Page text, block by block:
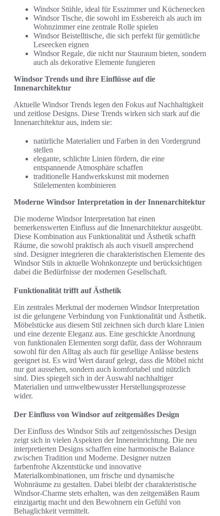
Windsor Stühle, ideal für Esszimmer und Küchenecken
Windsor Tische, die sowohl im Essbereich als auch im
Wohnzimmer eine zentrale Rolle spielen
Windsor Beistelltische, die sich perfekt für gemütliche
Leseecken eignen
Windsor Regale, die nicht nur Stauraum bieten, sondern
auch als dekorative Elemente fungieren
Windsor Trends und ihre Einflüsse auf die
Innenarchitektur
Aktuelle Windsor Trends legen den Fokus auf Nachhaltigkeit
und zeitlose Designs. Diese Trends wirken sich stark auf die
Innenarchitektur aus, indem sie:
natürliche Materialien und Farben in den Vordergrund
stellen
elegante, schlichte Linien fördern, die eine
entspannende Atmosphäre schaffen
traditionelle Handwerkskunst mit modernen
Stilelementen kombinieren
Moderne Windsor Interpretation in der Innenarchitektur
Die moderne Windsor Interpretation hat einen
bemerkenswerten Einfluss auf die Innenarchitektur ausgeübt.
Diese Kombination aus Funktionalität und Ästhetik schafft
Räume, die sowohl praktisch als auch visuell ansprechend
sind. Designer integrieren die charakteristischen Elemente des
Windsor Stils in aktuelle Wohnkonzepte und berücksichtigen
dabei die Bedürfnisse der modernen Gesellschaft.
Funktionalität trifft auf Ästhetik
Ein zentrales Merkmal der modernen Windsor Interpretation
ist die gelungene Verbindung von Funktionalität und Ästhetik.
Möbelstücke aus diesem Stil zeichnen sich durch klare Linien
und eine dezente Eleganz aus. Eine geschickte Anordnung
von funktionalen Elementen sorgt dafür, dass der Wohnraum
sowohl für den Alltag als auch für gesellige Anlässe bestens
geeignet ist. Es wird Wert darauf gelegt, dass die Möbel nicht
nur gut aussehen, sondern auch komfortabel und nützlich
sind. Dies spiegelt sich in der Auswahl nachhaltiger
Materialien und umweltbewusster Herstellungsprozesse
wider.
Der Einfluss von Windsor auf zeitgemäßes Design
Der Einfluss des Windsor Stils auf zeitgenössisches Design
zeigt sich in vielen Aspekten der Inneneinrichtung. Die neu
interpretierten Designs schaffen eine harmonische Balance
zwischen Tradition und Moderne. Designer nutzen
farbenfrohe Akzentstücke und innovative
Materialkombinationen, um frische und dynamische
Wohnräume zu gestalten. Dabei bleibt der charakteristische
Windsor-Charme stets erhalten, was den zeitgemäßen Raum
einzigartig macht und den Bewohnern ein Gefühl von
Behaglichkeit vermittelt.